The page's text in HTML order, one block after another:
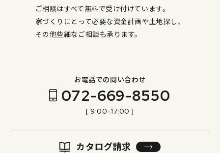
ご相談はすべて無料で受け付けています。
家づくりにとって必要な資金計画や土地探し、
その他些細なご相談も承ります。
お電話での問い合わせ
072-669-8550
[ 9:00-17:00 ]
カタログ請求